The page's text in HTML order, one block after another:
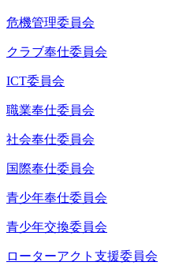
危機管理委員会
クラブ奉仕委員会
ICT委員会
職業奉仕委員会
社会奉仕委員会
国際奉仕委員会
青少年奉仕委員会
青少年交換委員会
ローターアクト支援委員会